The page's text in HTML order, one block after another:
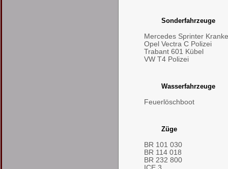
Sonderfahrzeuge
Mercedes Sprinter
Opel Vectra C Polizei
Trabant 601 Kübel
VW T4 Polizei
Wasserfahrzeuge
Feuerlöschboot
Züge
BR 101 030
BR 114 018
BR 232 800